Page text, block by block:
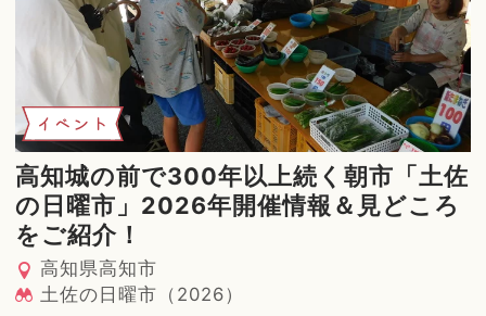
イベント
高知城の前で300年以上続く朝市「土佐
の日曜市」2026年開催情報＆見どころ
をご紹介！
高知県高知市
土佐の日曜市（2026）